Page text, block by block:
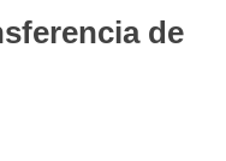
de